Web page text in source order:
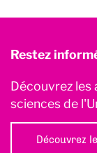
Restez
Découvrez les
sciences de
Découvrez